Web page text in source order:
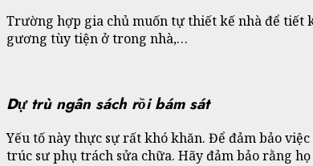
Trường hợp gia chủ muốn tự thiết kế nhà để tiết
gương tùy tiện ở trong nhà,…
Dự trù ngân sách rồi bám sát
Yếu tố này thực sự rất khó khăn. Để đảm bảo
trúc sư phụ trách sửa chữa. Hãy đảm bảo rằng